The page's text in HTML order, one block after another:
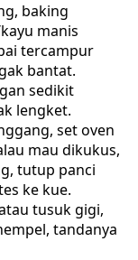
baking
manis
tercampur
bantat.
sedikit
lengket.
set oven
mau dikukus,
tutup panci
ke kue.
tusuk gigi,
tandanya